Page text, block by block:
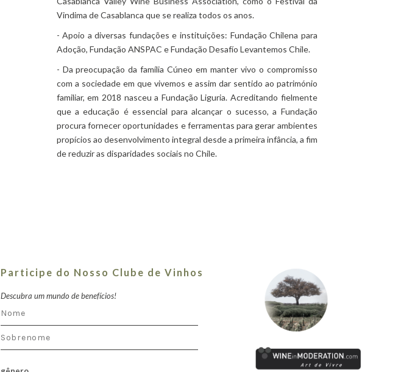
Vindima de Casablanca que se realiza todos os anos.
- Apoio a diversas fundações e instituições: Fundação Chilena para
Adoção, Fundação ANSPAC e Fundação Desafío Levantemos Chile.
- Da preocupação da família Cúneo em manter vivo o compromisso
com a sociedade em que vivemos e assim dar sentido ao património
familiar, em 2018 nasceu a Fundação Liguria. Acreditando fielmente
que a educação é essencial para alcançar o sucesso, a Fundação
procura fornecer oportunidades e ferramentas para gerar ambientes
propícios ao desenvolvimento integral desde a primeira infância, a fim
de reduzir as disparidades sociais no Chile.
Participe do Nosso Clube de Vinhos
Descubra um mundo de benefícios!